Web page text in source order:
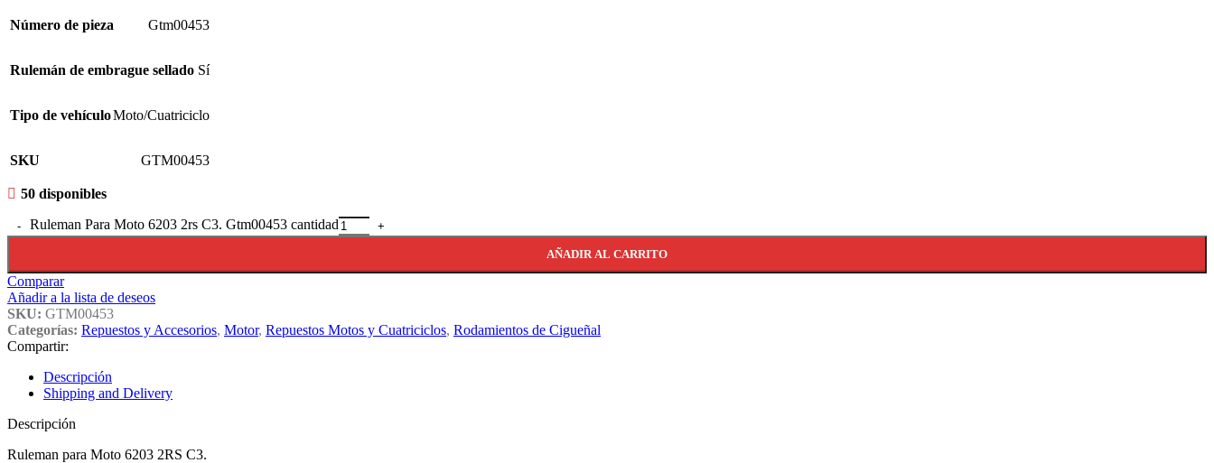
Número de pieza Gtm00453
Rulemán de embrague sellado Sí
Tipo de vehículoMoto/Cuatriciclo
SKU GTM00453
50 disponibles
Ruleman Para Moto 6203 2rs C3. Gtm00453 cantidad
AÑADIR AL CARRITO
Comparar
Añadir a la lista de deseos
SKU: GTM00453
Categorías: Repuestos y Accesorios, Motor, Repuestos Motos y Cuatriciclos, Rodamientos de Cigueñal
Compartir:
Descripción
Shipping and Delivery
Descripción
Ruleman para Moto 6203 2RS C3.